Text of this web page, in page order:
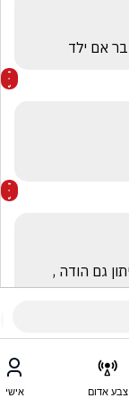
אם ילד
צבע אדום אישי